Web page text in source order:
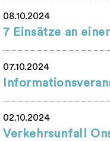
08.10.2024
7 Einsätze an
07.10.2024
02.10.2024
Verkehrsunfall